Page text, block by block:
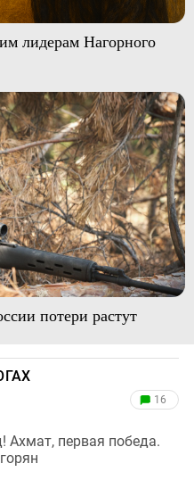
лидерам Нагорного
потери растут
16
Ахмат, первая победа.